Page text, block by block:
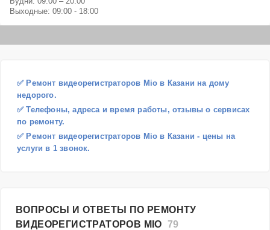
Выходные: 09:00 - 18:00
✅ Ремонт видеорегистраторов Mio в Казани на дому
недорого.
✅ Телефоны, адреса и время работы, отзывы о сервисах
по ремонту.
✅ Ремонт видеорегистраторов Mio в Казани - цены на
услуги в 1 звонок.
ВОПРОСЫ И ОТВЕТЫ ПО РЕМОНТУ
ВИДЕОРЕГИСТРАТОРОВ MIO 79